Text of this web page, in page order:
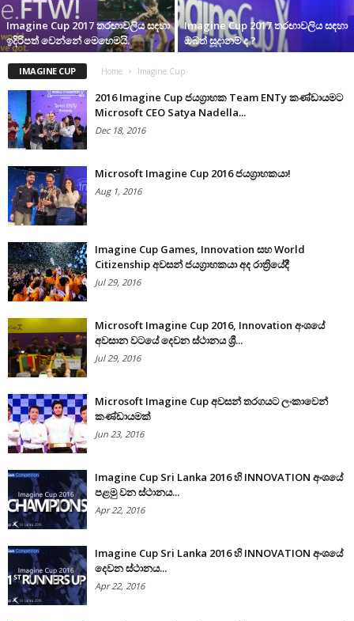
Imagine Cup 2017 තරඟාවලිය සඳහා
ඉදිරිපත් වෙන්නේ මෙහෙමයි.
Imagine Cup 2017 තරඟාවලිය සඳහා
ඔබත් සූදානම් ද ?
IMAGINE CUP Home Imagine Cup
2016 Imagine Cup ජයග්‍රාහක Team ENTy කණ්ඩායමට
Microsoft CEO Satya Nadella...
Dec 18, 2016
Microsoft Imagine Cup 2016 ජයග්‍රාහකයා!
Aug 1, 2016
Imagine Cup Games, Innovation සහ World
Citizenship අවසන් ජයග්‍රාහකයා අද රාත්‍රියේදී
Jul 29, 2016
Microsoft Imagine Cup 2016, Innovation අංශයේ
අවසාන වටයේ දෙවන ස්ථානය ශ්‍රී...
Jul 29, 2016
Microsoft Imagine Cup අවසන් තරගයට ලංකාවෙන්
කණ්ඩායමක්
Jun 23, 2016
Imagine Cup Sri Lanka 2016 හි INNOVATION අංශයේ
පළමු වන ස්ථානය...
Apr 22, 2016
Imagine Cup Sri Lanka 2016 හි INNOVATION අංශයේ
දෙවන ස්ථානය...
Apr 22, 2016